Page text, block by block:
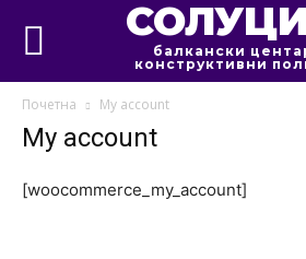
балкански
конструктивни
Почетна My account
My account
[woocommerce_my_account]